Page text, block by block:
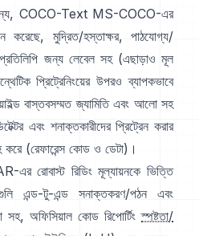
COCO-Text MS-COCO-এর
মুদ্রিত/হস্তাক্ষর, পাঠযোগ্য/
জন্য লেবেল সহ (এছাড়াও মূল
প্রিট্রেনিংয়ের উপরও ব্যাপকভাবে
বাস্তবসম্মত জ্যামিতি এবং আলো সহ
এবং শনাক্তকারীদের প্রিট্রেন করার
করে (রেফারেন্স কোড ও ডেটা)।
এর রোবাস্ট রিডিং মূল্যায়নকে ভিত্তি
এন্ড-টু-এন্ড সনাক্তকরণ/পঠন এবং
সহ, অফিসিয়াল কোড রিপোর্টিং স্পষ্টতা/